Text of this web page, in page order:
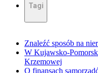
Tagi
Znaleźć sposób na
W Kujawsko-
Krzemowej
O finansach